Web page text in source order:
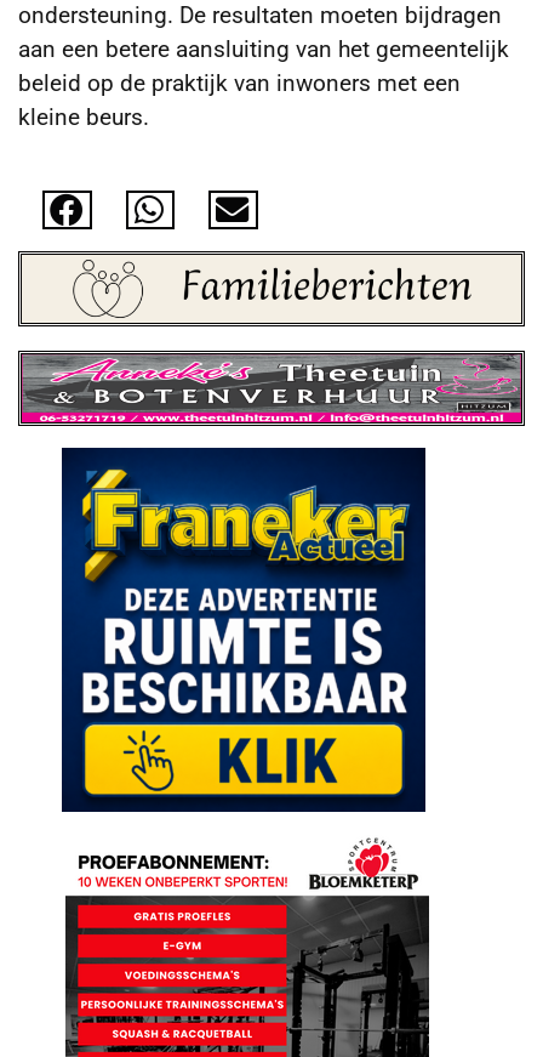
ondersteuning. De resultaten moeten bijdragen
aan een betere aansluiting van het gemeentelijk
beleid op de praktijk van inwoners met een
kleine beurs.